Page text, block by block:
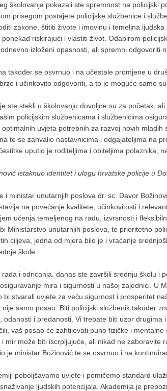
školovanja pokazali ste spremnost na policijski
prisegom postajete policijske službenice i
zakone, štititi živote i imovinu i temeljna
riskirajući i vlastiti život. Odabirom
izloženi opasnosti, ali spremni odgovoriti
također se osvrnuo i na učestale promjene u
i učinkovito odgovoriti, a to je moguće samo
ste stekli u školovanju dovoljne su za početak,
policijskim službenicama i službenicima
uvjeta potrebnih za razvoj novih mladih
te se zahvalio nastavnicima i odgajateljima na
uputio je roditeljima i obiteljima polaznika,
istaknuo identitet i ulogu hrvatske policije u
i ministar unutarnjih poslova dr. sc. Davor
na povećanje kvalitete, učinkovitosti i
učenja temeljenog na radu, izvrsnosti i
Ministarstvo unutarnjih poslova, te prioritetno
ciljeva, jedna od mjera bilo je i vraćanje
škole.
rada i odricanja, danas ste završili srednju školu i
mira i sigurnosti u našoj zajednici. U
bi stvarali uvjete za veću sigurnost i prosperitet
samo posao. Biti policijski službenik također
odanosti i predanosti. Vi trebate biti uzor drugima
vaš posao će zahtijevati puno fizičke i
mir može biti iscrpljujuće, ali nikad ne zaboravite
je ministar Božinović te se osvrnuo i na
poboljšavamo uvjete i pomičemo standard
ljudskih potencijala. Akademija je